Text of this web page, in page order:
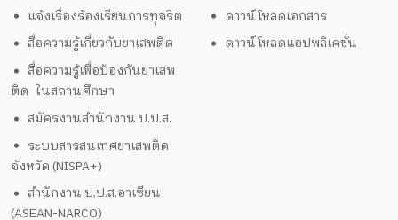
แจ้งเรื่องร้องเรียนการทุจริต
สื่อความรู้เกี่ยวกับยาเสพติด
สื่อความรู้เพื่อป้องกันยาเสพ
ติด ในสถานศึกษา
สมัครงานสำนักงาน ป.ป.ส.
ระบบสารสนเทศยาเสพติด
จังหวัด (NISPA+)
สำนักงาน ป.ป.ส.อาเซียน
(ASEAN-NARCO)
ดาวน์โหลดเอกสาร
ดาวน์โหลดแอปพลิเคชั่น